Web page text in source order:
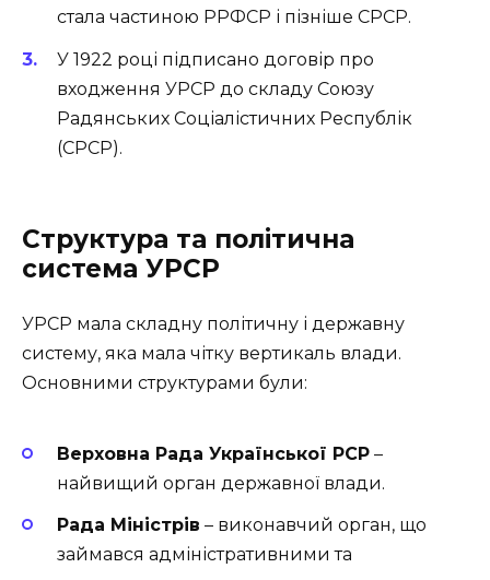
стала частиною РРФСР і пізніше СРСР.
У 1922 році підписано договір про
входження УРСР до складу Союзу
Радянських Соціалістичних Республік
(СРСР).
Структура та політична
система УРСР
УРСР мала складну політичну і державну
систему, яка мала чітку вертикаль влади.
Основними структурами були:
Верховна Рада Української РСР –
найвищий орган державної влади.
Рада Міністрів – виконавчий орган, що
займався адміністративними та